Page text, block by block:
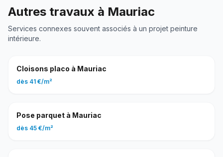
Autres travaux à Mauriac
Services connexes souvent associés à un projet peinture
intérieure.
Cloisons placo à Mauriac
dès 41 €/m²
Pose parquet à Mauriac
dès 45 €/m²